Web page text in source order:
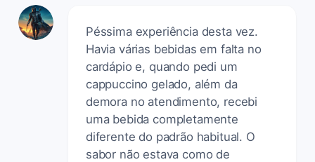
Péssima experiência desta vez.
Havia várias bebidas em falta no
cardápio e, quando pedi um
cappuccino gelado, além da
demora no atendimento, recebi
uma bebida completamente
diferente do padrão habitual. O
sabor não estava como de